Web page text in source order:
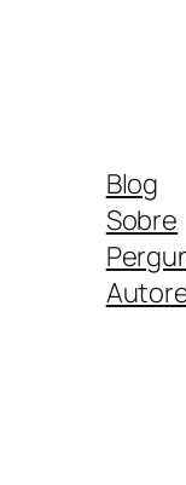
Blog
Sobre